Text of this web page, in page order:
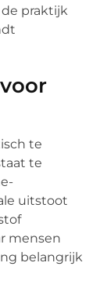
de praktijk
te
te
uitstoot
mensen
belangrijk